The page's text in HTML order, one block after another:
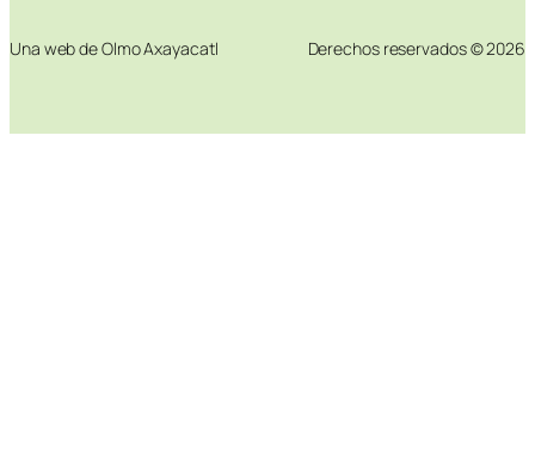
Una web de Olmo Axayacatl Derechos reservados © 2026